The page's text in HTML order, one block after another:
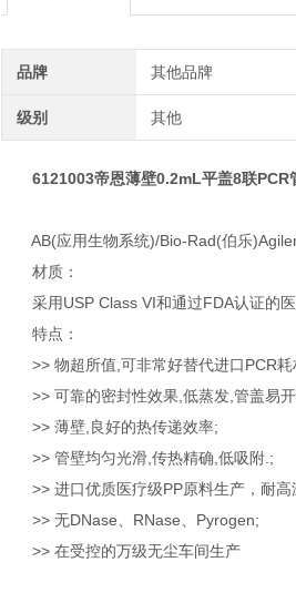
品牌 其他品牌
级别 其他
6121003帝恩薄壁0.2mL平盖8联PCR
AB(应用生物系统)/Bio-Rad(伯乐
材质：
采用USP Class VI和通过FDA认证的医
特点：
>> 物超所值,可非常好替代进口PCR耗
>> 可靠的密封性效果,低蒸发,管盖易
>> 薄壁,良好的热传递效率;
>> 管壁均匀光滑,传热精确,低吸附.;
>> 进口优质医疗级PP原料生产，耐高
>> 无DNase、RNase、Pyrogen;
>> 在受控的万级无尘车间生产